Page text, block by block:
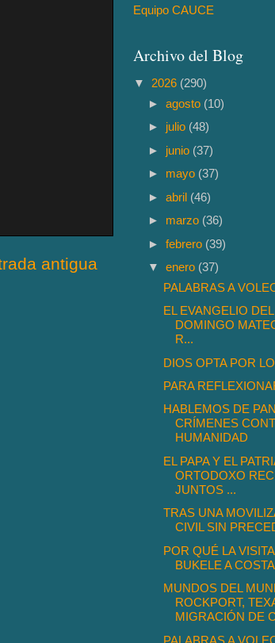
antigua
Equipo CAUCE
Archivo del Blog
▼ 2026 (290)
►agosto (10)
► julio (48)
► junio (37)
► mayo (37)
►abril (46)
► marzo (36)
►febrero (39)
▼enero (37)
PALABRAS A
EL EVANGELIO
DOMINGO
R...
DIOS OPTA POR
PARA
HABLEMOS DE
CRÍMENES
HUMANIDAD
EL PAPA Y EL
ORTODOXO
JUNTOS ...
TRAS UNA
CIVIL SIN
POR QUÉ LA
BUKELE A
MUNDOS DEL
ROCKPORT,
MIGRACIÓN DE
PALABRAS A